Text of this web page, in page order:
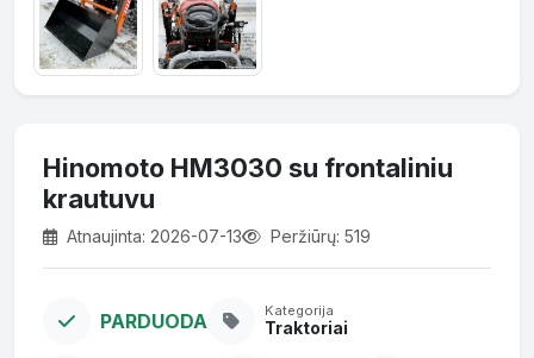
Hinomoto HM3030 su frontaliniu
krautuvu
Atnaujinta: 2026-07-13 Peržiūrų: 519
PARDUODA Kategorija
Traktoriai